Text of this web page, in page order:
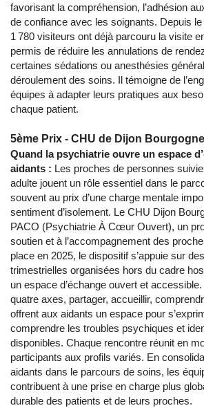
favorisant la compréhension, l’adhésion
de confiance avec les soignants. Depuis
1 780 visiteurs ont déjà parcouru la visite
permis de réduire les annulations de
certaines sédations ou anesthésies
déroulement des soins. Il témoigne de
équipes à adapter leurs pratiques aux
chaque patient.
5ème Prix - CHU de Dijon Bourgogne
Quand la psychiatrie ouvre un espace
aidants : Les proches de personnes
adulte jouent un rôle essentiel dans le
souvent au prix d’une charge mentale
sentiment d’isolement. Le CHU Dijon
PACO (Psychiatrie À Cœur Ouvert), un
soutien et à l’accompagnement des
place en 2025, le dispositif s’appuie sur
trimestrielles organisées hors du cadre
un espace d’échange ouvert et
quatre axes, partager, accueillir,
offrent aux aidants un espace pour
comprendre les troubles psychiques et
disponibles. Chaque rencontre réunit en
participants aux profils variés. En
aidants dans le parcours de soins, les
contribuent à une prise en charge plus
durable des patients et de leurs proches.